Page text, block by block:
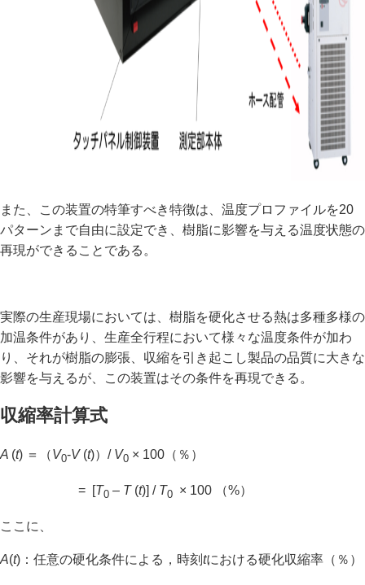
また、この装置の特筆すべき特徴は、温度プロファイルを20
パターンまで自由に設定でき、樹脂に影響を与える温度状態の
再現ができることである。
実際の生産現場においては、樹脂を硬化させる熱は多種多様の
加温条件があり、生産全行程において様々な温度条件が加わ
り、それが樹脂の膨張、収縮を引き起こし製品の品質に大きな
影響を与えるが、この装置はその条件を再現できる。
収縮率計算式
A (t) ＝（V0‐V (t)）/ V0 × 100（％）
= [T0 – T (t)] / T0 × 100 （%）
ここに、
A(t)：任意の硬化条件による，時刻 tにおける硬化収縮率（％）